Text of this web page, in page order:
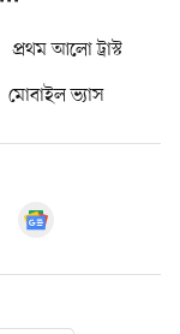
প্রথম আলো ট্রাস্ট
মোবাইল ভ্যাস